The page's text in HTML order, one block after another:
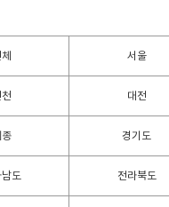
서울
대전
경기도
도 전라북도